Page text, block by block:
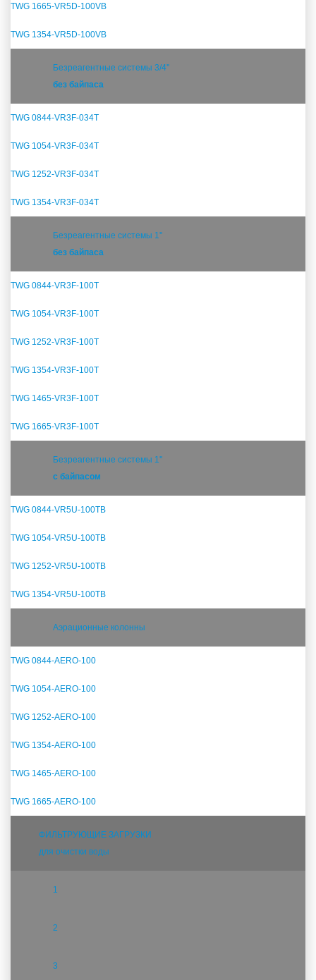
TWG 1665-VR5D-100VB
TWG 1354-VR5D-100VB
Безреагентные системы 3/4''
без байпаса
TWG 0844-VR3F-034T
TWG 1054-VR3F-034T
TWG 1252-VR3F-034T
TWG 1354-VR3F-034T
Безреагентные системы 1''
без байпаса
TWG 0844-VR3F-100T
TWG 1054-VR3F-100T
TWG 1252-VR3F-100T
TWG 1354-VR3F-100T
TWG 1465-VR3F-100T
TWG 1665-VR3F-100T
Безреагентные системы 1''
с байпасом
TWG 0844-VR5U-100TB
TWG 1054-VR5U-100TB
TWG 1252-VR5U-100TB
TWG 1354-VR5U-100ТB
Аэрационные колонны
TWG 0844-AERO-100
TWG 1054-AERO-100
TWG 1252-AERO-100
TWG 1354-AERO-100
TWG 1465-AERO-100
TWG 1665-AERO-100
ФИЛЬТРУЮЩИЕ ЗАГРУЗКИ
для очистки воды
1
2
3